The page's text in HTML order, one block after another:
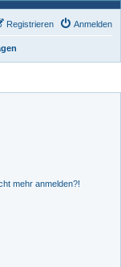
Anmelden
Registrieren
mehr anmelden?!